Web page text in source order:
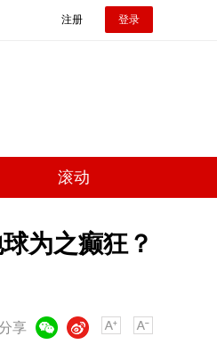
注册 登录
滚动
为之癫狂？
享